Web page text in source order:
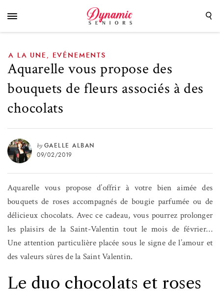
associés à des chocolats
A LA UNE EVÉNEMENTS
Aquarelle vous propose des
bouquets de fleurs associés à des
chocolats
by GAELLE ALBAN
09/02/2019
Aquarelle vous propose d’offrir à votre bien aimée des
bouquets de roses accompagnés de bougie parfumée ou de
délicieux chocolats. Avec ce cadeau, vous pourrez prolonger
les plaisirs de la Saint-Valentin tout le mois de février…
Une attention particulière placée sous le signe de l’amour et
des valeurs sûres de la Saint Valentin.
Le duo chocolats et roses